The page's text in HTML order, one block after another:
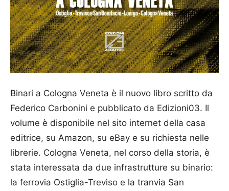
Binari a Cologna Veneta è il nuovo libro scritto da
Federico Carbonini e pubblicato da Edizioni03. Il
volume è disponibile nel sito internet della casa
editrice, su Amazon, su eBay e su richiesta nelle
librerie. Cologna Veneta, nel corso della storia, è
stata interessata da due infrastrutture su binario:
la ferrovia Ostiglia-Treviso e la tranvia San